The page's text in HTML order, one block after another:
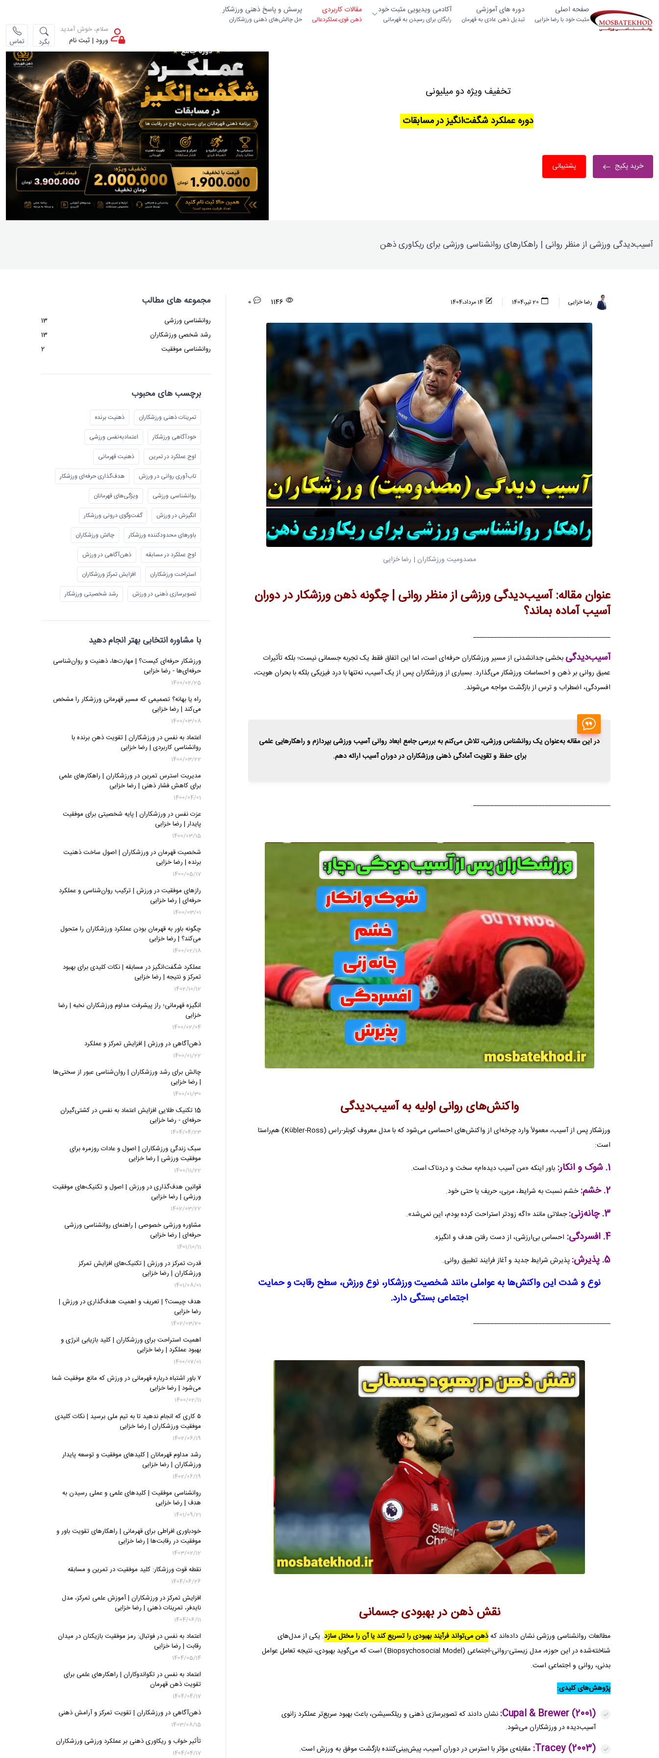
صفحه اصلی
مثبت خود با رضا خزایی
دوره های آموزشی
تبدیل ذهن عادی به قهرمان
آکادمی ویدیویی مثبت خود
رایگان برای رسیدن به قهرمانی
مقالات کاربردی
ذهن قوی،عملکردعالی
پرسش و پاسخ ذهنی ورزشکار
حل چالش‌های ذهنی ورزشکاران
تماس بگرد
سلام، خوش آمدید
ورود | ثبت نام
تخفیف ویژه دو میلیونی
دوره عملکرد شگفت‌انگیز در مسابقات
خرید پکیج پشتیبانی
آسیب‌دیدگی ورزشی از منظر روانی | راهکارهای روانشناسی ورزشی برای ریکاوری ذهن
رضا خزایی 20 تیر،1404 14 مرداد،1404 1146
0
مصدومیت ورزشکاران | رضا خزایی
عنوان مقاله: آسیب‌دیدگی ورزشی از منظر روانی | چگونه ذهن ورزشکار در دوران
آسیب آماده بماند؟
________________________________________
آسیب‌دیدگی بخشی جدانشدنی از مسیر ورزشکاران حرفه‌ای است، اما این اتفاق فقط یک تجربه جسمانی نیست؛ بلکه تأثیرات
عمیق روانی بر ذهن و احساسات ورزشکار می‌گذارد. بسیاری از ورزشکاران پس از یک آسیب، نه‌تنها با درد فیزیکی بلکه با بحران هویت،
افسردگی، اضطراب و ترس از بازگشت مواجه می‌شوند.
در این مقاله به‌عنوان یک روانشناس ورزشی، تلاش می‌کنم به بررسی جامع ابعاد روانی آسیب ورزشی بپردازم و راهکارهایی علمی
برای حفظ و تقویت آمادگی ذهنی ورزشکاران در دوران آسیب ارائه دهم.
________________________________________
واکنش‌های روانی اولیه به آسیب‌دیدگی
ورزشکار پس از آسیب، معمولاً وارد چرخه‌ای از واکنش‌های احساسی می‌شود که با مدل معروف کوبلر-راس (Kübler-Ross) هم‌راستا
است:
1. شوک و انکار: باور اینکه «من آسیب دیده‌ام» سخت و دردناک است.
2. خشم: خشم نسبت به شرایط، مربی، حریف یا حتی خود.
3. چانه‌زنی: جملاتی مانند «اگه زودتر استراحت کرده بودم، این نمی‌شد».
4. افسردگی: احساس بی‌ارزشی، از دست رفتن هدف و انگیزه.
5. پذیرش: پذیرش شرایط جدید و آغاز فرایند تطبیق روانی.
نوع و شدت این واکنش‌ها به عواملی مانند شخصیت ورزشکار، نوع ورزش، سطح رقابت و حمایت
اجتماعی بستگی دارد.
________________________________________
نقش ذهن در بهبودی جسمانی
مطالعات روانشناسی ورزشی نشان داده‌اند کهذهن می‌تواند فرآیند بهبودی را تسریع کند یا آن را مختل سازد. یکی از مدل‌های
شناخته‌شده در این حوزه، مدل زیستی-روانی-اجتماعی (Biopsychosocial Model) است که می‌گوید بهبودی، نتیجه تعامل عوامل
بدنی، روانی و اجتماعی است.
پژوهش‌های کلیدی:
Cupal & Brewer (2001): نشان دادند که تصویرسازی ذهنی و ریلکسیشن، باعث بهبود سریع‌تر عملکرد زانوی
آسیب‌دیده در ورزشکاران می‌شود.
Tracey (2003): مقابله‌ی مؤثر با استرس در دوران آسیب، پیش‌بینی‌کننده بازگشت موفق به ورزش است.
مجموعه های مطالب
روانشناسی ورزشی
13
رشد شخصی ورزشکاران
13
روانشناسی موفقیت
2
برچسب های محبوب
تمرینات ذهنی ورزشکاران
ذهنیت برنده
خودآگاهی ورزشکار
اعتمادبه‌نفس ورزشی
اوج عملکرد در تمرین
ذهنیت قهرمانی
تاب‌آوری روانی در ورزش
هدف‌گذاری حرفه‌ای ورزشکار
روانشناسی ورزشی
ویژگی‌های قهرمانان
انگیزش در ورزش
گفت‌وگوی درونی ورزشکار
باورهای محدودکننده ورزشکار
چالش ورزشکاران
اوج عملکرد در مسابقه
ذهن‌آگاهی در ورزش
استراحت ورزشکاران
افزایش تمرکز ورزشکاران
تصویرسازی ذهنی در ورزش
رشد شخصیتی ورزشکار
با مشاوره انتخابی بهتر انجام دهید
ورزشکار حرفه‌ای کیست؟ | مهارت‌ها، ذهنیت و روان‌شناسی
حرفه‌ای‌ها - رضا خزایی
1400/02/25
راه یا بهانه؟ تصمیمی که مسیر قهرمانی ورزشکار را مشخص
می‌کند | رضا خزایی
1400/03/08
اعتماد به نفس در ورزشکاران | تقویت ذهن برنده با
روانشناسی کاربردی | رضا خزایی
1400/03/22
مدیریت استرس تمرین در ورزشکاران | راهکارهای علمی
برای کاهش فشار ذهنی | رضا خزایی
1400/04/01
عزت نفس در ورزشکاران | پایه شخصیتی برای موفقیت
پایدار | رضا خزایی
1400/03/15
شخصیت قهرمان در ورزشکاران | اصول ساخت ذهنیت
برنده | رضا خزایی
1400/05/17
رازهای موفقیت در ورزش | ترکیب روان‌شناسی و عملکرد
حرفه‌ای | رضا خزایی
1400/03/01
چگونه باور به قهرمان بودن عملکرد ورزشکاران را متحول
می‌کند؟ | رضا خزایی
1400/02/18
عملکرد شگفت‌انگیز در مسابقه | نکات کلیدی برای بهبود
تمرکز و نتیجه | رضا خزایی
1402/10/12
انگیزه قهرمانی؛ راز پیشرفت مداوم ورزشکاران نخبه | رضا
خزایی
1400/02/04
ذهن‌آگاهی در ورزش | افزایش تمرکز و عملکرد
1400/01/22
چالش‌ برای رشد ورزشکاران | روان‌شناسی عبور از سختی‌ها
| رضا خزایی
1400/01/30
15 تکنیک طلایی افزایش اعتماد به نفس در کشتی‌گیران
حرفه‌ای - رضا خزایی
1404/04/23
سبک زندگی ورزشکاران | اصول و عادات روزمره برای
موفقیت ورزشی | رضا خزایی
1400/11/22
قوانین هدف‌گذاری در ورزش | اصول و تکنیک‌های موفقیت
ورزشی | رضا خزایی
1402/03/22
مشاوره ورزشی خصوصی | راهنمای روانشناسی ورزشی
حرفه‌ای | رضا خزایی
1401/10/11
قدرت تمرکز در ورزش | تکنیک‌های افزایش تمرکز
ورزشکاران | رضا خزایی
1401/08/01
هدف چیست؟ | تعریف و اهمیت هدف‌گذاری در ورزش |
رضا خزایی
1402/03/20
اهمیت استراحت برای ورزشکاران | کلید بازیابی انرژی و
بهبود عملکرد | رضا خزایی
1400/07/01
۷ باور اشتباه درباره قهرمانی در ورزش که مانع موفقیت شما
می‌شود | رضا خزایی
1400/02/11
۵ کاری که انجام ندهید تا به تیم ملی برسید | نکات کلیدی
موفقیت ورزشکاران | رضا خزایی
1402/06/19
رشد مداوم قهرمانان | کلیدهای موفقیت و توسعه پایدار
ورزشکاران | رضا خزایی
1402/06/19
روانشناسی موفقیت | کلیدهای علمی و عملی رسیدن به
هدف | رضا خزایی
1401/09/21
خودباوری افراطی برای قهرمانی | راهکارهای تقویت باور و
موفقیت در رقابت‌ها | رضا خزایی
1403/02/12
نقطه قوت ورزشکار: کلید موفقیت در تمرین و مسابقه
1404/06/26
افزایش تمرکز در ورزشکاران | آموزش علمی تمرکز، مدل
نایدفر، تمرینات ذهنی | رضا خزایی
1404/06/11
اعتماد به نفس در فوتبال: رمز موفقیت بازیکنان در میدان
رقابت | رضا خزایی
1404/05/14
اعتماد به نفس در تکواندوکاران | راهکارهای علمی برای
تقویت ذهن قهرمان
1404/04/17
ذهن‌آگاهی در ورزشکاران | تقویت تمرکز و آرامش ذهنی
1403/08/15
تأثیر خواب و ریکاوری ذهنی بر عملکرد ورزشی ورزشکاران
1404/04/17